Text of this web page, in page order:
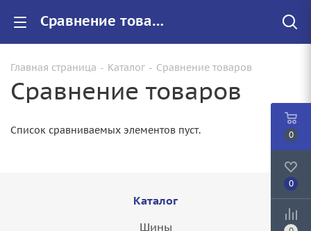
Сравнение товаров - интернет-магазин "Запасное Колесо"
Главная страница - Каталог - Сравнение товаров
Сравнение товаров
Список сравниваемых элементов пуст.
Каталог
Шины
0
0